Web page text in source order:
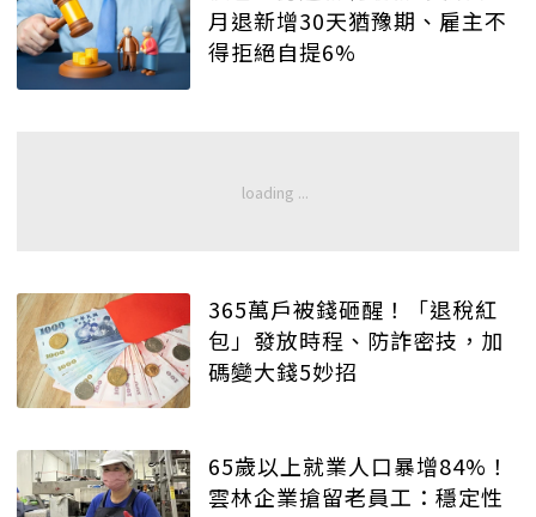
月退新增30天猶豫期、雇主不
得拒絕自提6%
365萬戶被錢砸醒！「退稅紅
包」發放時程、防詐密技，加
碼變大錢5妙招
65歲以上就業人口暴增84%！
雲林企業搶留老員工：穩定性